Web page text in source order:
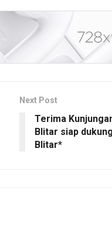
Next Post
Terima
Blitar siap
Blitar*